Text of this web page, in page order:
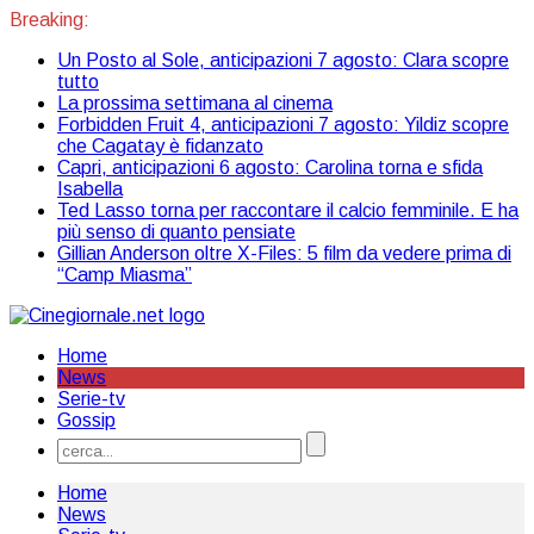
Breaking:
Un Posto al Sole, anticipazioni 7 agosto: Clara scopre
tutto
La prossima settimana al cinema
Forbidden Fruit 4, anticipazioni 7 agosto: Yildiz scopre
che Cagatay è fidanzato
Capri, anticipazioni 6 agosto: Carolina torna e sfida
Isabella
Ted Lasso torna per raccontare il calcio femminile. E ha
più senso di quanto pensiate
Gillian Anderson oltre X-Files: 5 film da vedere prima di
“Camp Miasma”
Home
News
Serie-tv
Gossip
Home
News